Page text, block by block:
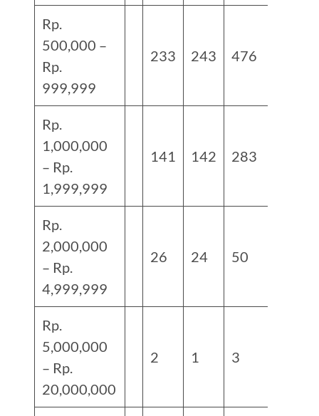
Rp.
500,000 –
Rp.
999,999
233 243 476
Rp.
1,000,000
– Rp.
1,999,999
141 142 283
Rp.
2,000,000
– Rp.
4,999,999
26 24 50
Rp.
5,000,000
– Rp.
20,000,000
2 1 3